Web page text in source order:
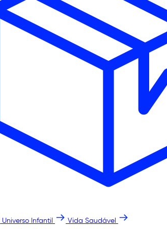
Universo Infantil Vida Saudável